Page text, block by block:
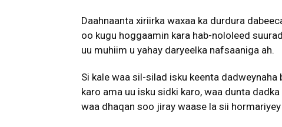
Daahnaanta xiriirka waxaa ka durdura
oo kugu hoggaamin kara hab-nololeed
uu muhiim u yahay daryeelka nafsaaniga ah.
Si kale waa sil-silad isku keenta
karo ama uu isku sidki karo, waa dunta
waa dhaqan soo jiray waase la sii